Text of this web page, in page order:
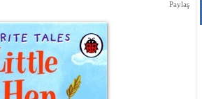
Paylaş